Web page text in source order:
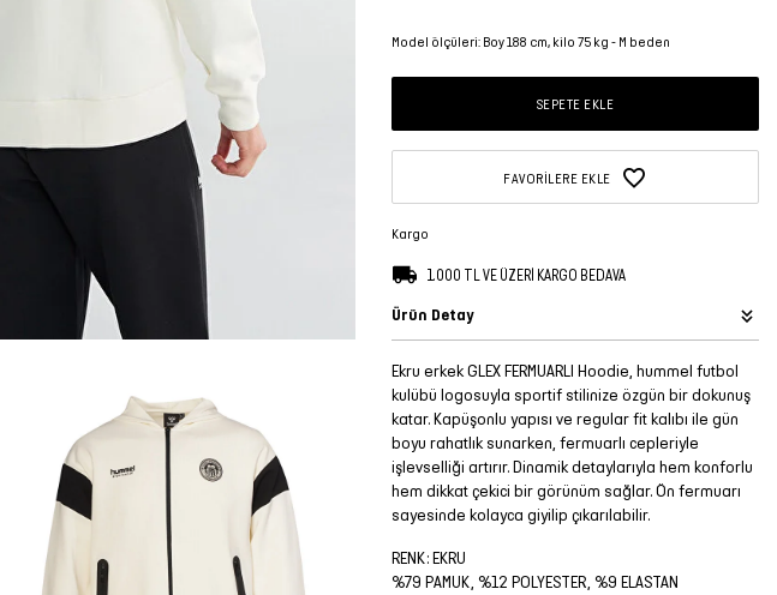
Model ölçüleri: Boy 188 cm, kilo 75 kg - M beden
SEPETE EKLE
FAVORILERE EKLE
Kargo
1.000 TL VE ÜZERİ KARGO BEDAVA
Ürün Detay
Ekru erkek GLEX FERMUARLI Hoodie, hummel futbol
kulübü logosuyla sportif stilinize özgün bir dokunuş
katar. Kapüşonlu yapısı ve regular fit kalıbı ile gün
boyu rahatlık sunarken, fermuarlı cepleriyle
işlevselliği artırır. Dinamik detaylarıyla hem konforlu
hem dikkat çekici bir görünüm sağlar. Ön fermuarı
sayesinde kolayca giyilip çıkarılabilir.
RENK: EKRU
%79 PAMUK, %12 POLYESTER, %9 ELASTAN